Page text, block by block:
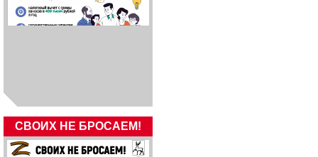
СВОИХ НЕ БРОСАЕМ!